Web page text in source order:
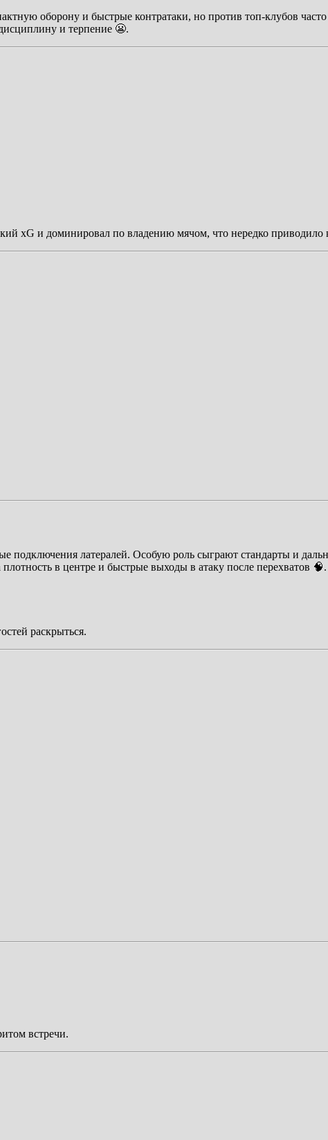
оборону и быстрые контратаки, но против топ-клубов
и терпение 😬.
xG и доминировал по владению мячом, что нередко
подключения латералей. Особую роль сыграют стандарты и
в центре и быстрые выходы в атаку после перехватов 🧠.
раскрыться.
встречи.